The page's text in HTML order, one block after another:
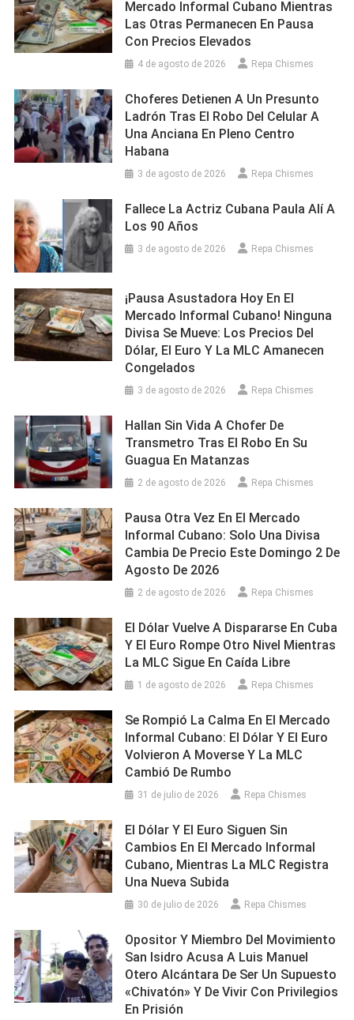
Mercado Informal Cubano Mientras
Las Otras Permanecen En Pausa
Con Precios Elevados
4 de agosto de 2026 Repa Chismes
Choferes Detienen A Un Presunto
Ladrón Tras El Robo Del Celular A
Una Anciana En Pleno Centro
Habana
3 de agosto de 2026 Repa Chismes
Fallece La Actriz Cubana Paula Alí A
Los 90 Años
3 de agosto de 2026 Repa Chismes
¡Pausa Asustadora Hoy En El
Mercado Informal Cubano! Ninguna
Divisa Se Mueve: Los Precios Del
Dólar, El Euro Y La MLC Amanecen
Congelados
3 de agosto de 2026 Repa Chismes
Hallan Sin Vida A Chofer De
Transmetro Tras El Robo En Su
Guagua En Matanzas
2 de agosto de 2026 Repa Chismes
Pausa Otra Vez En El Mercado
Informal Cubano: Solo Una Divisa
Cambia De Precio Este Domingo 2 De
Agosto De 2026
2 de agosto de 2026 Repa Chismes
El Dólar Vuelve A Dispararse En Cuba
Y El Euro Rompe Otro Nivel Mientras
La MLC Sigue En Caída Libre
1 de agosto de 2026 Repa Chismes
Se Rompió La Calma En El Mercado
Informal Cubano: El Dólar Y El Euro
Volvieron A Moverse Y La MLC
Cambió De Rumbo
31 de julio de 2026 Repa Chismes
El Dólar Y El Euro Siguen Sin
Cambios En El Mercado Informal
Cubano, Mientras La MLC Registra
Una Nueva Subida
30 de julio de 2026 Repa Chismes
Opositor Y Miembro Del Movimiento
San Isidro Acusa A Luis Manuel
Otero Alcántara De Ser Un Supuesto
«chivatón» Y De Vivir Con Privilegios
En Prisión